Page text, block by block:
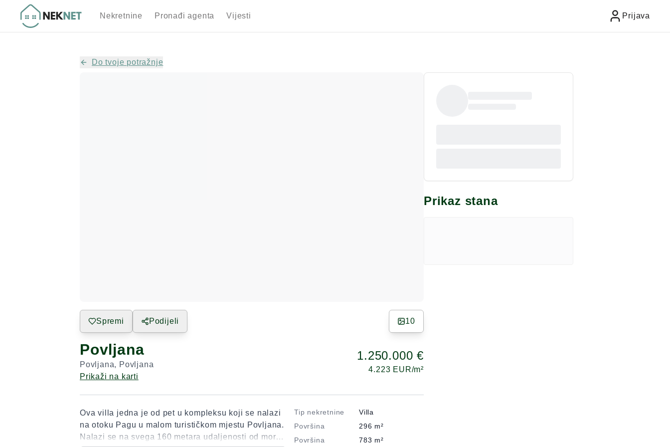
Nekretnine Pronađi agenta Vijesti Prijava
Do tvoje potražnje
Spremi Podijeli 10
Povljana
Povljana, Povljana
Prikaži na karti
1.250.000 €
4.223 EUR/m²
Ova villa jedna je od pet u kompleksu koji se nalazi
na otoku Pagu u malom turističkom mjestu Povljana.
Nalazi se na svega 160 metara udaljenosti od mora i
Tip nekretnine
Villa
Površina
296 m²
Površina
783 m²
Prikaz stana